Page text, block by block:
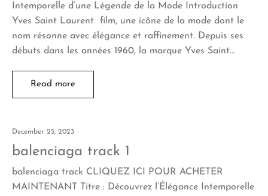
Intemporelle d’une Légende de la Mode Introduction
Yves Saint Laurent film, une icône de la mode dont le
nom résonne avec élégance et raffinement. Depuis ses
débuts dans les années 1960, la marque Yves Saint…
Read more
December 25, 2023
balenciaga track 1
balenciaga track CLIQUEZ ICI POUR ACHETER
MAINTENANT Titre : Découvrez l’Élégance Intemporelle